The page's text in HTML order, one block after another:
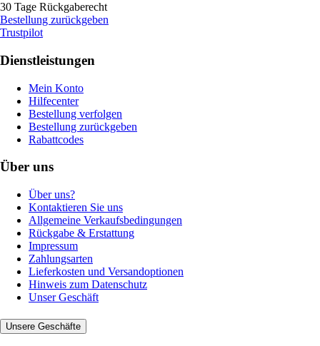
30 Tage Rückgaberecht
Bestellung zurückgeben
Trustpilot
Dienstleistungen
Mein Konto
Hilfecenter
Bestellung verfolgen
Bestellung zurückgeben
Rabattcodes
Über uns
Über uns?
Kontaktieren Sie uns
Allgemeine Verkaufsbedingungen
Rückgabe & Erstattung
Impressum
Zahlungsarten
Lieferkosten und Versandoptionen
Hinweis zum Datenschutz
Unser Geschäft
Unsere Geschäfte